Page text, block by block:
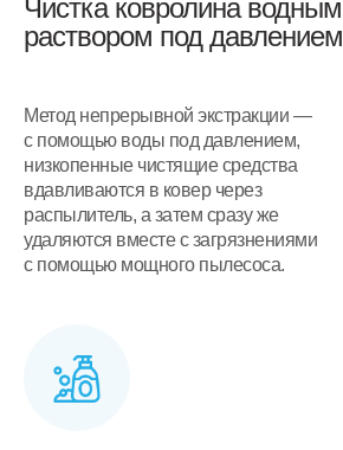
Чистка ковролина водным
раствором под давлением
Метод непрерывной экстракции —
с помощью воды под давлением,
низкопенные чистящие средства
вдавливаются в ковер через
распылитель, а затем сразу же
удаляются вместе с загрязнениями
с помощью мощного пылесоса.